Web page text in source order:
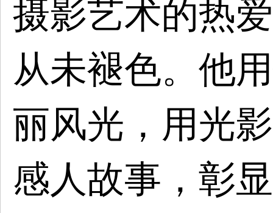
摄影艺术的热
从未褪色。他
丽风光，用光
感人故事， 彰